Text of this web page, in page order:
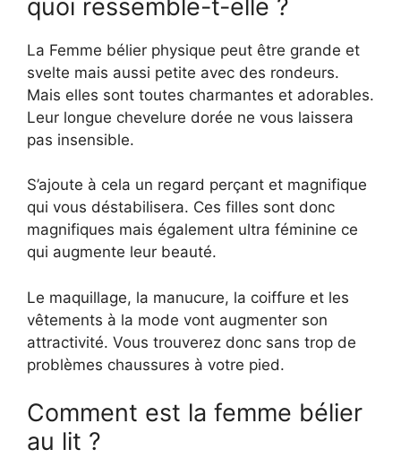
quoi ressemble-t-elle ?
La Femme bélier physique peut être grande et
svelte mais aussi petite avec des rondeurs.
Mais elles sont toutes charmantes et adorables.
Leur longue chevelure dorée ne vous laissera
pas insensible.
S’ajoute à cela un regard perçant et magnifique
qui vous déstabilisera. Ces filles sont donc
magnifiques mais également ultra féminine ce
qui augmente leur beauté.
Le maquillage, la manucure, la coiffure et les
vêtements à la mode vont augmenter son
attractivité. Vous trouverez donc sans trop de
problèmes chaussures à votre pied.
Comment est la femme bélier
au lit ?